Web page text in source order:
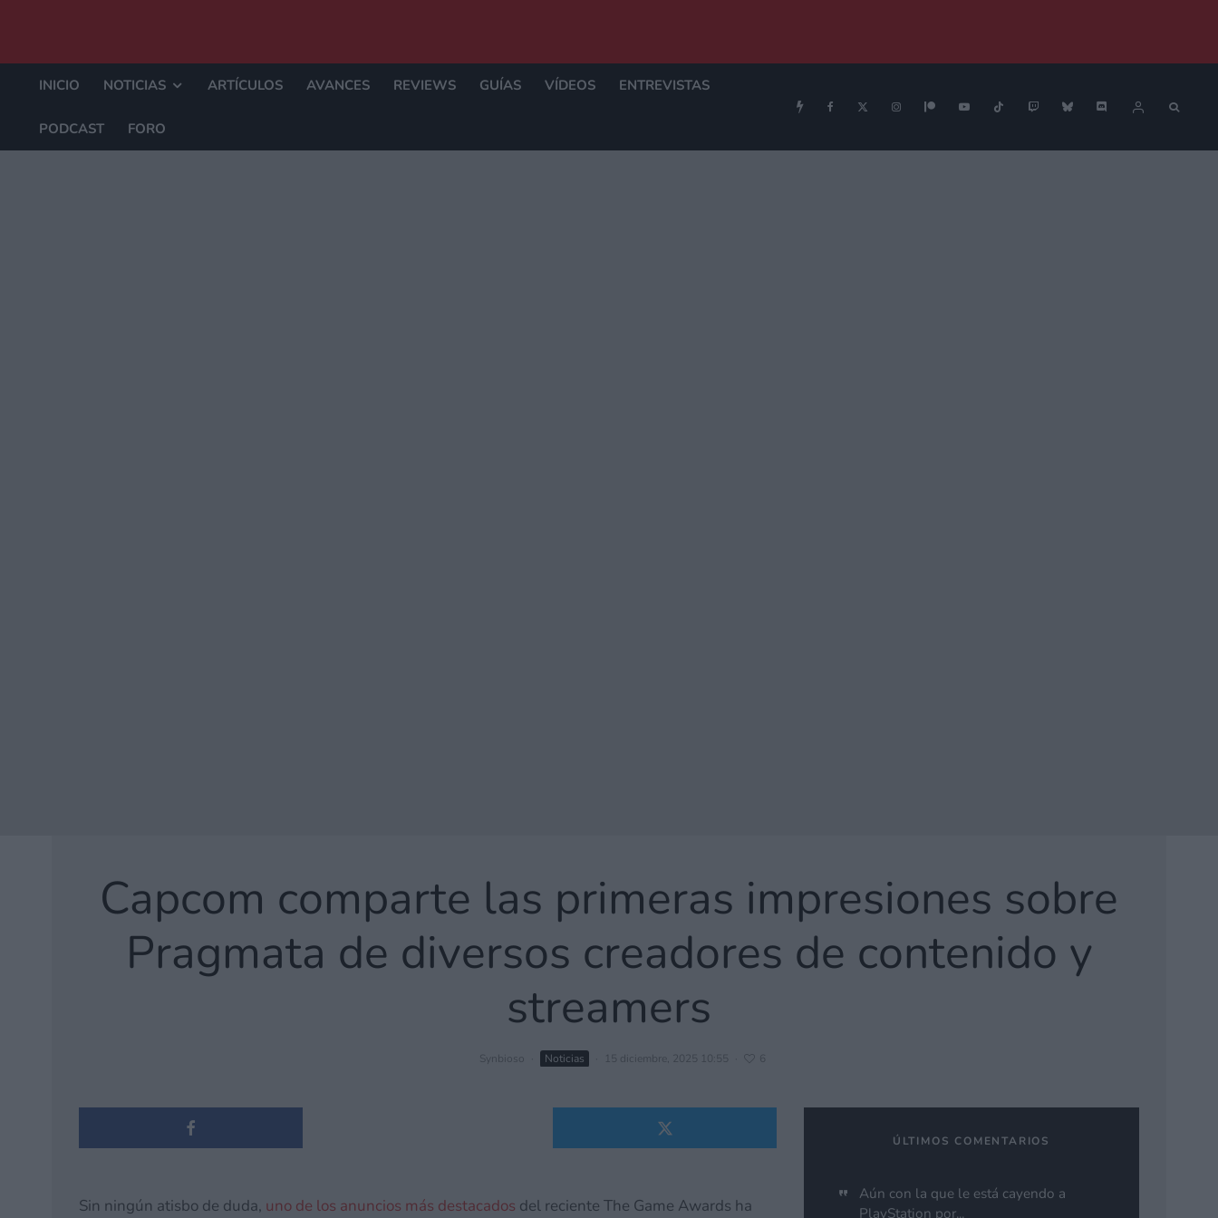
INICIO NOTICIAS ARTÍCULOS AVANCES REVIEWS GUÍAS VÍDEOS ENTREVISTAS
PODCAST FORO
Capcom comparte las primeras impresiones sobre
Pragmata de diversos creadores de contenido y
streamers
Synbioso Noticias 15 diciembre, 2025 10:55 6
Sin ningún atisbo de duda, uno de los anuncios más destacados del reciente The Game Awards ha
ÚLTIMOS COMENTARIOS
Aún con la que le está cayendo a
PlayStation por...